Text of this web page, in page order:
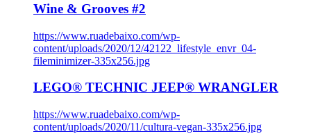
Wine & Grooves #2
https://www.ruadebaixo.com/wp-
content/uploads/2020/12/42122_lifestyle_envr_04-
fileminimizer-335x256.jpg
LEGO® TECHNIC JEEP® WRANGLER
https://www.ruadebaixo.com/wp-
content/uploads/2020/11/cultura-vegan-335x256.jpg